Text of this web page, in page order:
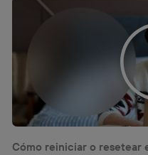
Cómo reiniciar o resetear